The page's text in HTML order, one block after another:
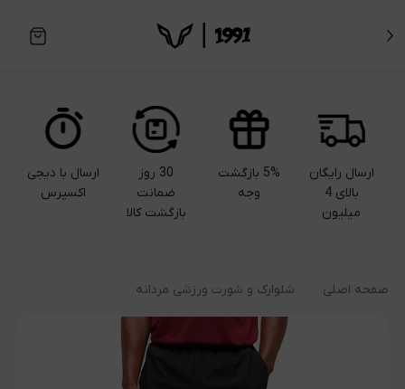
ارسال رایگان
بالای 4
میلیون
5% بازگشت
وجه
30 روز
ضمانت
بازگشت کالا
ارسال با دیجی
اکسپرس
صفحه اصلی شلوارک و شورت ورزشی مردانه